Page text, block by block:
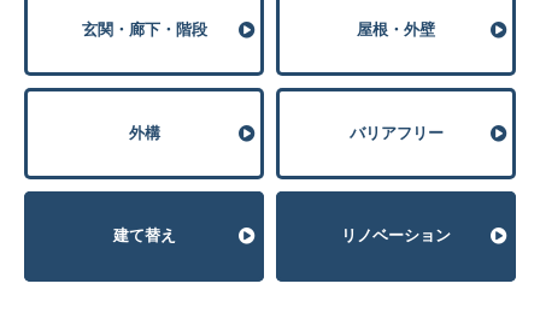
玄関・廊下・階段 屋根・外壁
外構 バリアフリー
建て替え リノベーション